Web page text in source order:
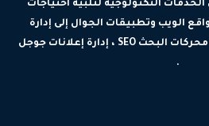
التكنولوجية لتلبية احتياجات
الويب وتطبيقات الجوال إلى إدارة
الشبكات والأمان ، تحسين محركات البحث SEO ، إدارة إعلانات جوجل
.